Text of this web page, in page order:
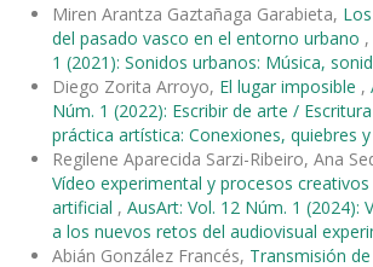
Miren Arantza Gaztañaga Garabieta,
del pasado vasco en el entorno urbano ,
1 (2021): Sonidos urbanos: Música,
Diego Zorita Arroyo, El lugar imposible ,
Núm. 1 (2022): Escribir de arte /
práctica artística: Conexiones, quiebres
Regilene Aparecida Sarzi-Ribeiro, Ana
Vídeo experimental y procesos
artificial , AusArt: Vol. 12 Núm. 1 (2024):
a los nuevos retos del audiovisual
Abián González Francés, Transmisión